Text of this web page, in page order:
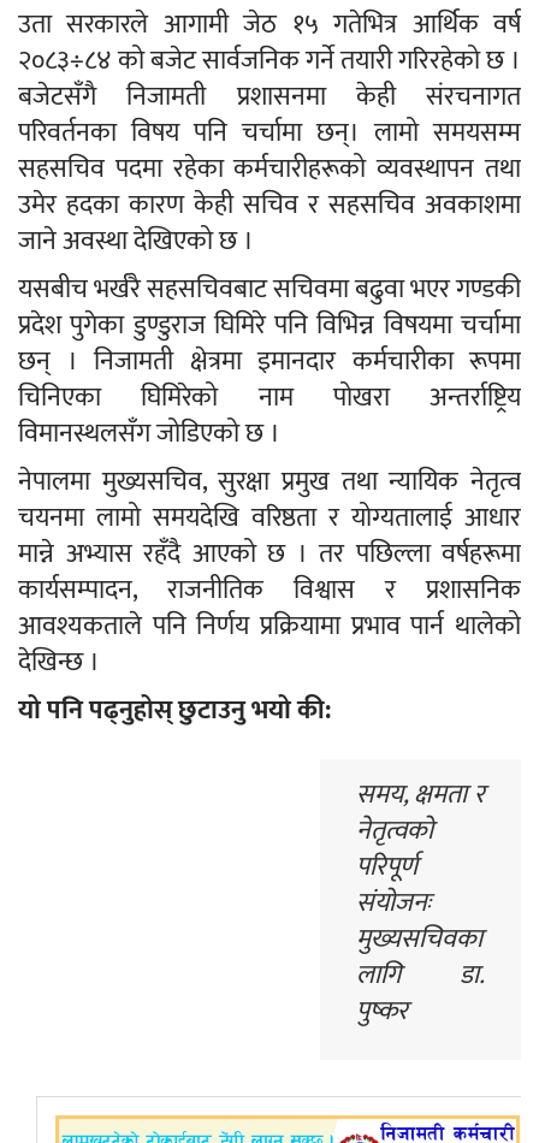
उता सरकारले आगामी जेठ १५ गतेभित्र आर्थिक वर्ष
२०८३÷८४ को बजेट सार्वजनिक गर्ने तयारी गरिरहेको छ ।
बजेटसँगै निजामती प्रशासनमा केही संरचनागत
परिवर्तनका विषय पनि चर्चामा छन्। लामो समयसम्म
सहसचिव पदमा रहेका कर्मचारीहरूको व्यवस्थापन तथा
उमेर हदका कारण केही सचिव र सहसचिव अवकाशमा
जाने अवस्था देखिएको छ ।
यसबीच भर्खरै सहसचिवबाट सचिवमा बढुवा भएर गण्डकी
प्रदेश पुगेका डुण्डुराज घिमिरे पनि विभिन्न विषयमा चर्चामा
छन् । निजामती क्षेत्रमा इमानदार कर्मचारीका रूपमा
चिनिएका घिमिरेको नाम पोखरा अन्तर्राष्ट्रिय
विमानस्थलसँग जोडिएको छ ।
नेपालमा मुख्यसचिव, सुरक्षा प्रमुख तथा न्यायिक नेतृत्व
चयनमा लामो समयदेखि वरिष्ठता र योग्यतालाई आधार
मान्ने अभ्यास रहँदै आएको छ । तर पछिल्ला वर्षहरूमा
कार्यसम्पादन, राजनीतिक विश्वास र प्रशासनिक
आवश्यकताले पनि निर्णय प्रक्रियामा प्रभाव पार्न थालेको
देखिन्छ ।
यो पनि पढ्नुहोस् छुटाउनु भयो की:
समय, क्षमता र
नेतृत्वको
परिपूर्ण
संयोजनः
मुख्यसचिवका
लागि डा.
पुष्कर